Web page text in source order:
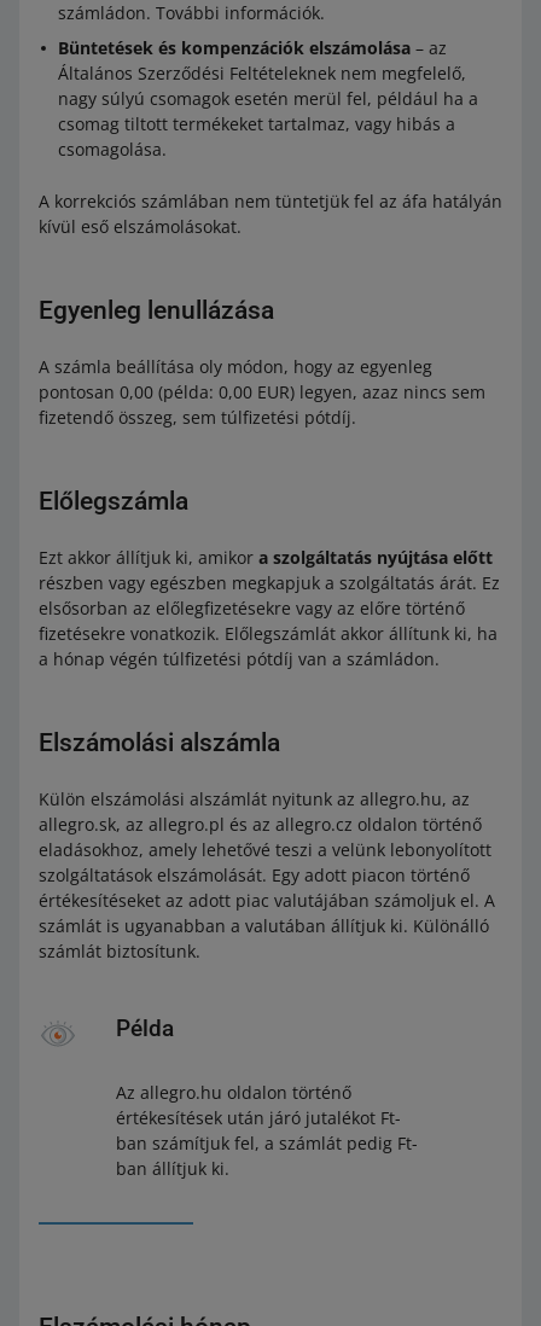
számládon. További információk.
Büntetések és kompenzációk elszámolása – az
Általános Szerződési Feltételeknek nem megfelelő,
nagy súlyú csomagok esetén merül fel, például ha a
csomag tiltott termékeket tartalmaz, vagy hibás a
csomagolása.
A korrekciós számlában nem tüntetjük fel az áfa hatályán
kívül eső elszámolásokat.
Egyenleg lenullázása
A számla beállítása oly módon, hogy az egyenleg
pontosan 0,00 (példa: 0,00 EUR) legyen, azaz nincs sem
fizetendő összeg, sem túlfizetési pótdíj.
Előlegszámla
Ezt akkor állítjuk ki, amikor a szolgáltatás nyújtása előtt
részben vagy egészben megkapjuk a szolgáltatás árát. Ez
elsősorban az előlegfizetésekre vagy az előre történő
fizetésekre vonatkozik. Előlegszámlát akkor állítunk ki, ha
a hónap végén túlfizetési pótdíj van a számládon.
Elszámolási alszámla
Külön elszámolási alszámlát nyitunk az allegro.hu, az
allegro.sk, az allegro.pl és az allegro.cz oldalon történő
eladásokhoz, amely lehetővé teszi a velünk lebonyolított
szolgáltatások elszámolását. Egy adott piacon történő
értékesítéseket az adott piac valutájában számoljuk el. A
számlát is ugyanabban a valutában állítjuk ki. Különálló
számlát biztosítunk.
Példa
Az allegro.hu oldalon történő
értékesítések után járó jutalékot Ft-
ban számítjuk fel, a számlát pedig Ft-
ban állítjuk ki.